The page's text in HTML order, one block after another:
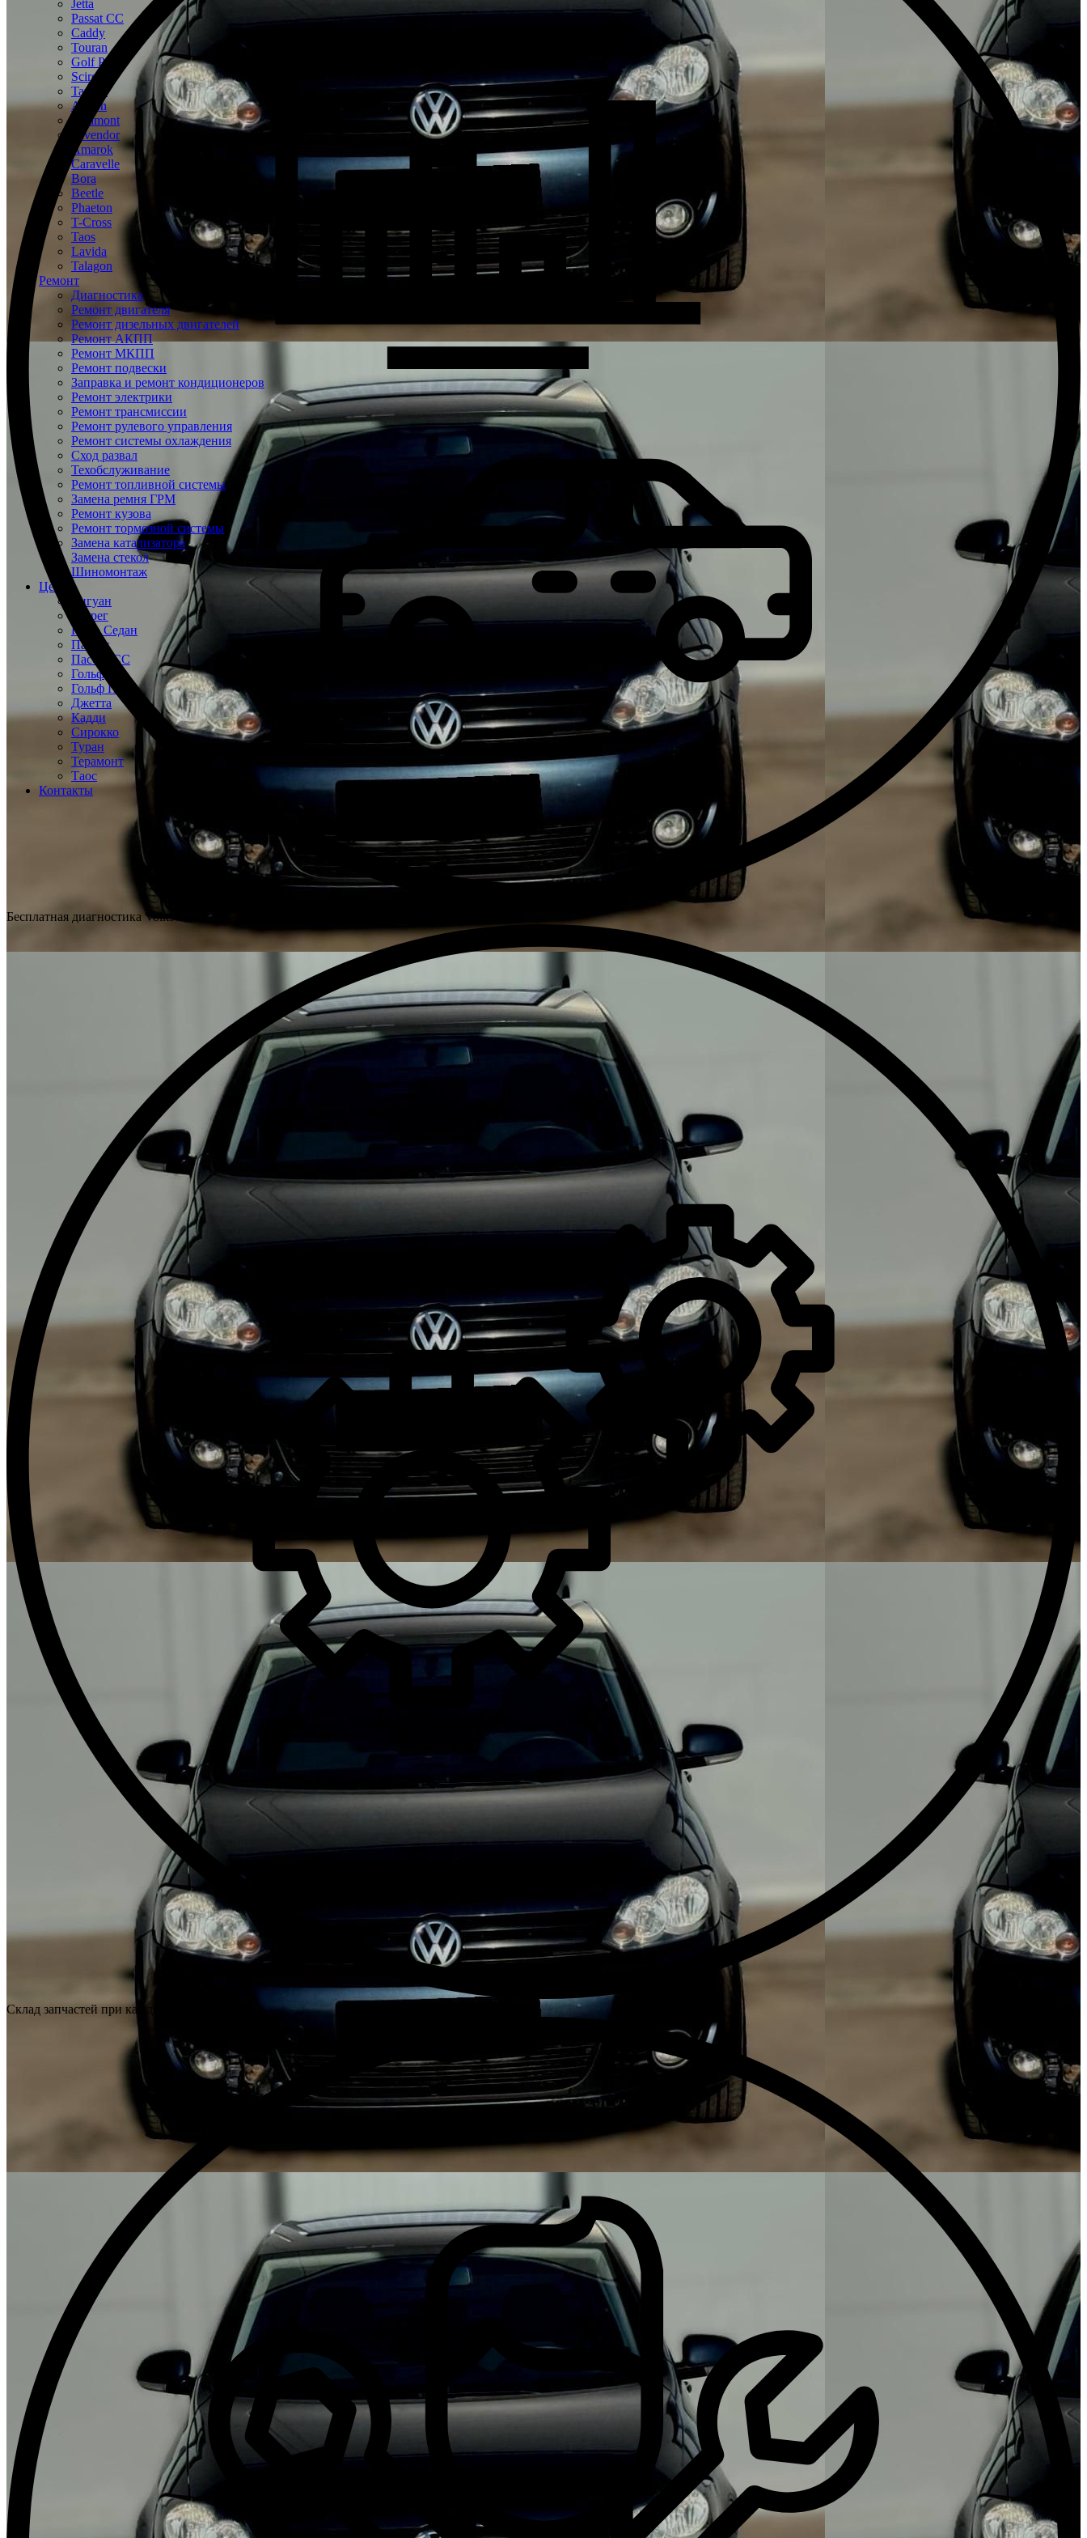
Jetta
Passat CC
Caddy
Touran
Golf Plus
Scirocco
Tayron
Arteon
Teramont
Tavendor
Amarok
Caravelle
Bora
Beetle
Phaeton
T-Cross
Taos
Lavida
Talagon
Ремонт
Диагностика
Ремонт двигателя
Ремонт дизельных двигателей
Ремонт АКПП
Ремонт МКПП
Ремонт подвески
Заправка и ремонт кондиционеров
Ремонт электрики
Ремонт трансмиссии
Ремонт рулевого управления
Ремонт системы охлаждения
Сход развал
Техобслуживание
Ремонт топливной системы
Замена ремня ГРМ
Ремонт кузова
Ремонт тормозной системы
Замена катализатора
Замена стекол
Шиномонтаж
Цены
Тигуан
Туарег
Поло Седан
Пассат
Пассат СС
Гольф
Гольф Плюс
Джетта
Кадди
Сирокко
Туран
Терамонт
Таос
Контакты
Бесплатная диагностика Volkswagen
Склад запчастей при каждом техцентре